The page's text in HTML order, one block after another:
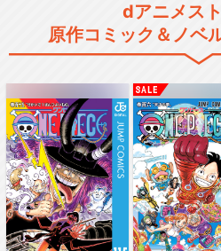
舞
er …
舞
dアニメス
原作コミック＆ノベ